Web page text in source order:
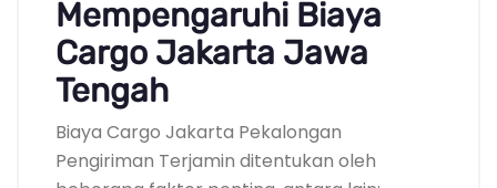
Mempengaruhi Biaya
Cargo Jakarta Jawa
Tengah
Biaya Cargo Jakarta Pekalongan
Pengiriman Terjamin ditentukan oleh